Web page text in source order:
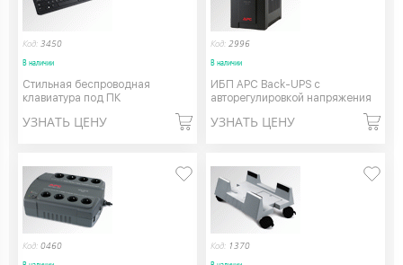
Код: 3450
В наличии
Стильная беспроводная
клавиатура под ПК
УЗНАТЬ ЦЕНУ
Код: 2996
В наличии
ИБП APC Back-UPS с
авторегулировкой напряжения
УЗНАТЬ ЦЕНУ
Код: 0460 Код: 1370